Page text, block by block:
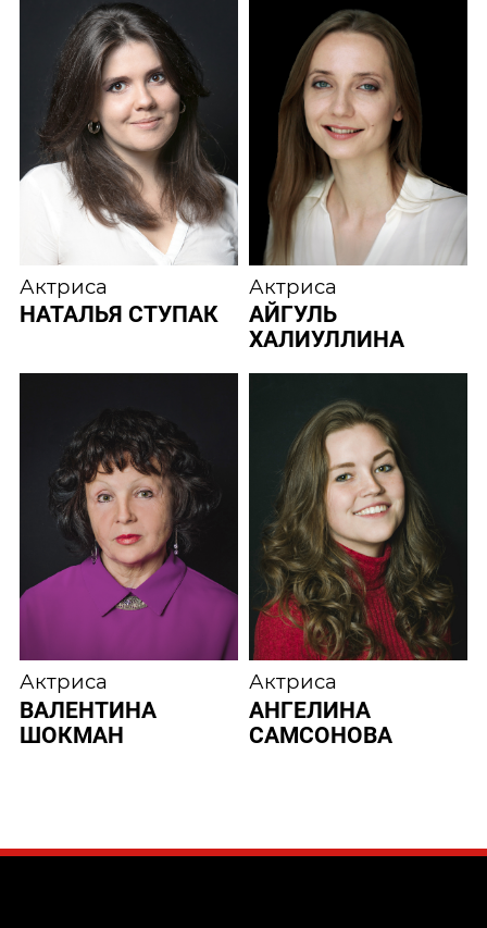
Актриса
НАТАЛЬЯ СТУПАК
Актриса
АЙГУЛЬ
ХАЛИУЛЛИНА
Актриса
ВАЛЕНТИНА
ШОКМАН
Актриса
АНГЕЛИНА
САМСОНОВА